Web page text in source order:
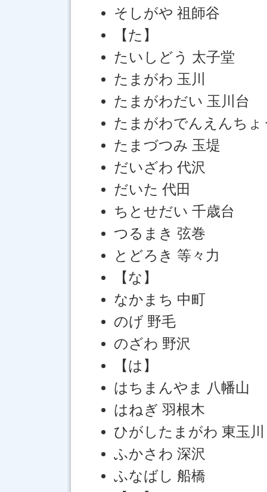
そしがや 祖師谷
【た】
たいしどう 太子堂
たまがわ 玉川
たまがわだい 玉川台
たまがわでんえんちょ
たまづつみ 玉堤
だいざわ 代沢
だいた 代田
ちとせだい 千歳台
つるまき 弦巻
とどろき 等々力
【な】
なかまち 中町
のげ 野毛
のざわ 野沢
【は】
はちまんやま 八幡山
はねぎ 羽根木
ひがしたまがわ 東玉川
ふかさわ 深沢
ふなばし 船橋